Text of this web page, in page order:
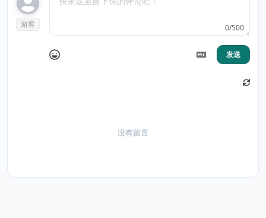
游客 0/500
发送
没有留言